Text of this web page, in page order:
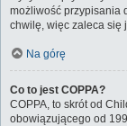
możliwość przypisania
chwilę, więc zaleca się
Na górę
Co to jest COPPA?
COPPA, to skrót od
obowiązującego od